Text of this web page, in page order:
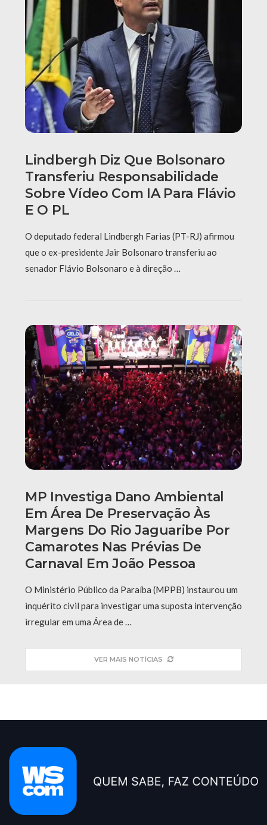
Lindbergh Diz Que Bolsonaro
Transferiu Responsabilidade
Sobre Vídeo Com IA Para Flávio
E O PL
O deputado federal Lindbergh Farias (PT-RJ) afirmou
que o ex-presidente Jair Bolsonaro transferiu ao
senador Flávio Bolsonaro e à direção …
MP Investiga Dano Ambiental
Em Área De Preservação Às
Margens Do Rio Jaguaribe Por
Camarotes Nas Prévias De
Carnaval Em João Pessoa
O Ministério Público da Paraíba (MPPB) instaurou um
inquérito civil para investigar uma suposta intervenção
irregular em uma Área de …
VER MAIS NOTÍCIAS